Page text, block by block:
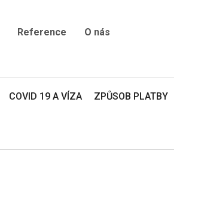
Reference O nás
COVID 19 A VÍZA ZPŮSOB PLATBY